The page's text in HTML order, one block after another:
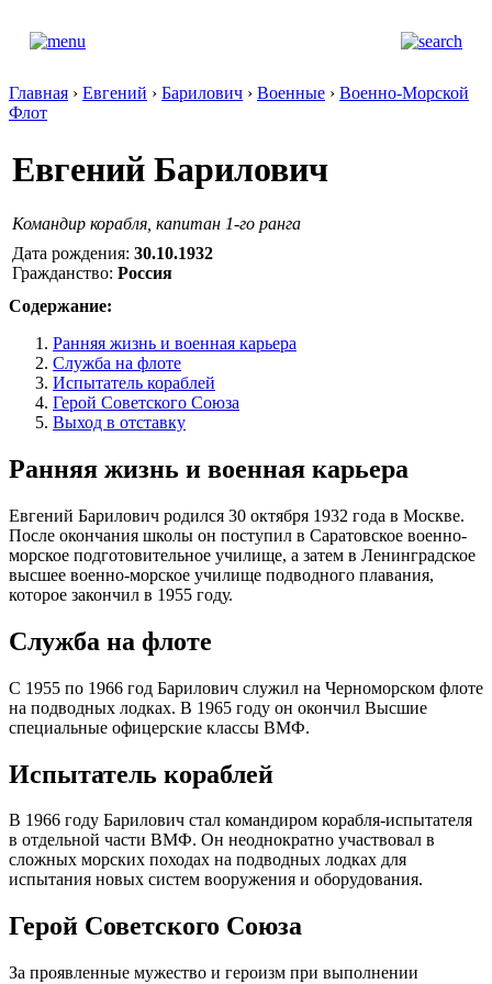
Главная › Евгений › Барилович › Военные › Военно-Морской
Флот
Евгений Барилович
Командир корабля, капитан 1-го ранга
Дата рождения: 30.10.1932
Гражданство: Россия
Содержание:
Ранняя жизнь и военная карьера
Служба на флоте
Испытатель кораблей
Герой Советского Союза
Выход в отставку
Ранняя жизнь и военная карьера
Евгений Барилович родился 30 октября 1932 года в Москве.
После окончания школы он поступил в Саратовское военно-
морское подготовительное училище, а затем в Ленинградское
высшее военно-морское училище подводного плавания,
которое закончил в 1955 году.
Служба на флоте
С 1955 по 1966 год Барилович служил на Черноморском флоте
на подводных лодках. В 1965 году он окончил Высшие
специальные офицерские классы ВМФ.
Испытатель кораблей
В 1966 году Барилович стал командиром корабля-испытателя
в отдельной части ВМФ. Он неоднократно участвовал в
сложных морских походах на подводных лодках для
испытания новых систем вооружения и оборудования.
Герой Советского Союза
За проявленные мужество и героизм при выполнении